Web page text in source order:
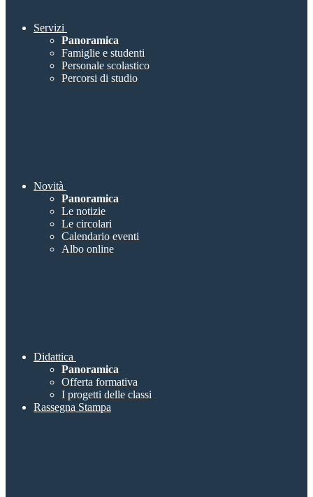
Servizi
Panoramica
Famiglie e studenti
Personale scolastico
Percorsi di studio
Novità
Panoramica
Le notizie
Le circolari
Calendario eventi
Albo online
Didattica
Panoramica
Offerta formativa
I progetti delle classi
Rassegna Stampa